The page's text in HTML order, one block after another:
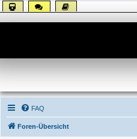
FAQ
Foren-Übersicht